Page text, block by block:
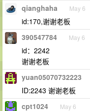
qianghaha May 6
id:170,谢谢老板
390547784 May 6
id：2242
谢谢老板
yuan05070732223
ID:2243 谢谢老板
cpt1024 May 6